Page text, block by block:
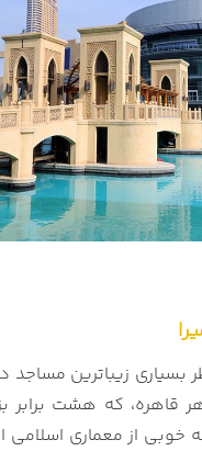
بسیاری زیباترین
قاهره، که هشت برابر
خوبی از معماری